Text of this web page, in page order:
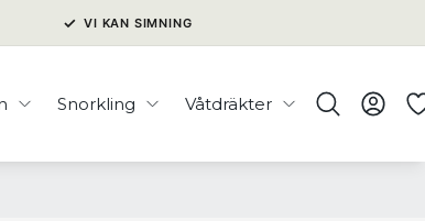
✓ VI KAN SIMNING
Snorkling Våtdräkter